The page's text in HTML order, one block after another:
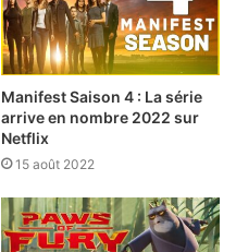
Manifest Saison 4 : La série
arrive en nombre 2022 sur
Netflix
15 août 2022